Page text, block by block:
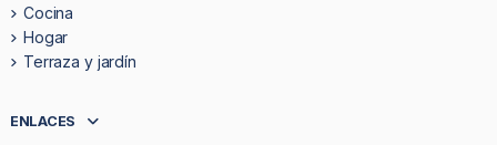
Cocina
Hogar
Terraza y jardín
ENLACES